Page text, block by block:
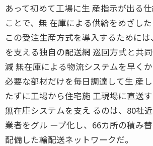
あって初めて工場に生 産指示が出る
ことで、無 在庫による供給をめざした
この受注生産方式を導入するために
を支える独自の配送網 巡回方式と共
減 無在庫による物流システムを早くか
必要な部材だけを毎日調達して生 産
たずに工場から住宅施 工現場に直送す
無在庫システムを支え るのは、80社
業者をグル ープ化し、66カ所の積み
配備した輸配送ネットワークだ。